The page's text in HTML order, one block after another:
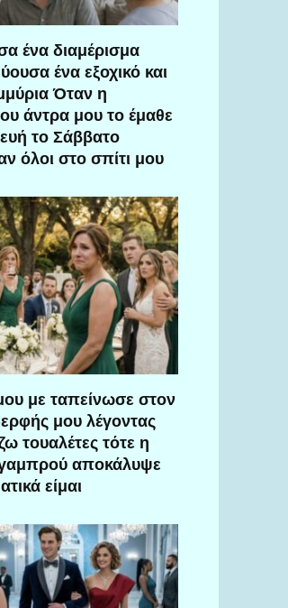
ένα διαμέρισμα
ένα εξοχικό και
Όταν η
άντρα μου το έμαθε
το Σάββατο
όλοι στο σπίτι μου
με ταπείνωσε στον
μου λέγοντας
τουαλέτες τότε η
αποκάλυψε
είμαι